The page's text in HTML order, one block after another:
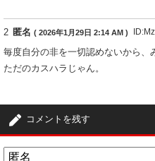
2 匿名 ( 2026年1月29日 2:14 AM )
毎度自分の非を一切認めないから、
ただのカスハラじゃん。
コメントを残す